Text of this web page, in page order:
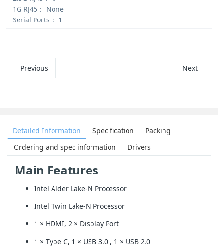
1G RJ45： None
Serial Ports： 1
Previous Next
Detailed Information Specification
Packing
Ordering and spec information
Drivers
Main Features
Intel Alder Lake-N Processor
Intel Twin Lake-N Processor
1 × HDMI, 2 × Display Port
1 × Type C, 1 × USB 3.0 , 1 × USB 2.0